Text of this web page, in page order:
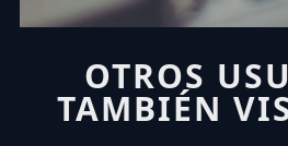
OTROS
TAMBIÉN